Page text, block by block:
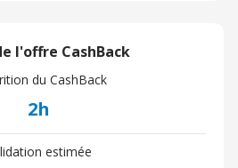
l'offre CashBack
du CashBack
2h
estimée